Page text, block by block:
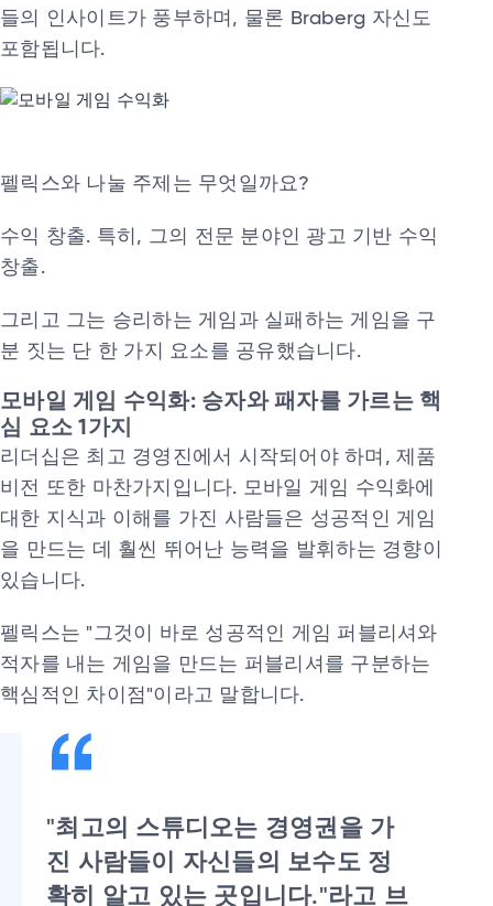
들의 인사이트가 풍부하며, 물론 Braberg 자신도
포함됩니다.
펠릭스와 나눌 주제는 무엇일까요?
수익 창출. 특히, 그의 전문 분야인 광고 기반 수익
창출.
그리고 그는 승리하는 게임과 실패하는 게임을 구
분 짓는 단 한 가지 요소를 공유했습니다.
모바일 게임 수익화: 승자와 패자를 가르는 핵
심 요소 1가지
리더십은 최고 경영진에서 시작되어야 하며, 제품
비전 또한 마찬가지입니다. 모바일 게임 수익화에
대한 지식과 이해를 가진 사람들은 성공적인 게임
을 만드는 데 훨씬 뛰어난 능력을 발휘하는 경향이
있습니다.
펠릭스는 "그것이 바로 성공적인 게임 퍼블리셔와
적자를 내는 게임을 만드는 퍼블리셔를 구분하는
핵심적인 차이점"이라고 말합니다.
"최고의 스튜디오는 경영권을 가
진 사람들이 자신들의 보수도 정
확히 알고 있는 곳입니다."라고 브